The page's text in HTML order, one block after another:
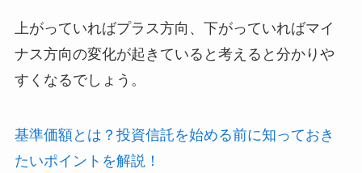
上がっていればプラス方向、下がっていればマイ
ナス方向の変化が起きていると考えると分かりや
すくなるでしょう。
基準価額とは？投資信託を始める前に知っておき
たいポイントを解説！